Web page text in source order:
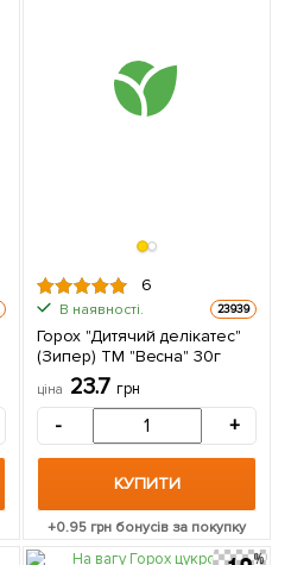
6
В наявності. 23939
Горох "Дитячий делікатес"
(Зипер) ТМ "Весна" 30г
ціна 23.7 грн
- +
КУПИТИ
+0.95грн бонусів за покупку